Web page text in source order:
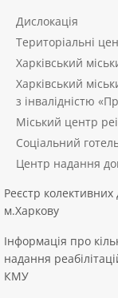
Дислокація
Територіальні
Харківський
Харківський
з інвалідністю
Міський центр
Соціальний
Центр надання
Реєстр
м.Харкову
Інформація про
надання
КМУ